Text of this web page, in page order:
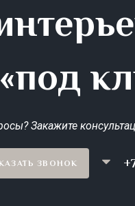
«под
Закажите
ЗВОНОК